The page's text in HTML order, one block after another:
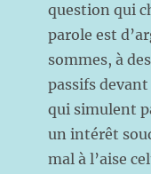
question qui
parole est
sommes, à
passifs
qui simulent
un intérêt
mal à l’aise